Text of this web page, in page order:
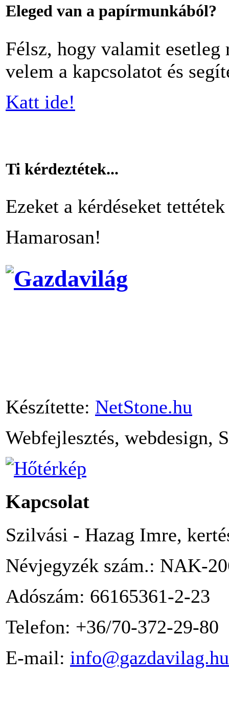
Eleged van a papírmunkából?
Félsz, hogy valamit
velem a kapcsolatot és
Katt ide!
Ti kérdeztétek...
Ezeket a kérdéseket
Hamarosan!
Készítette: NetStone.hu
Webfejlesztés, webdesign,
Kapcsolat
Szilvási - Hazag Imre,
Névjegyzék szám.: NAK-
Adószám: 66165361-2-23
Telefon: +36/70-372-29-80
E-mail: info@gazdavilag.hu